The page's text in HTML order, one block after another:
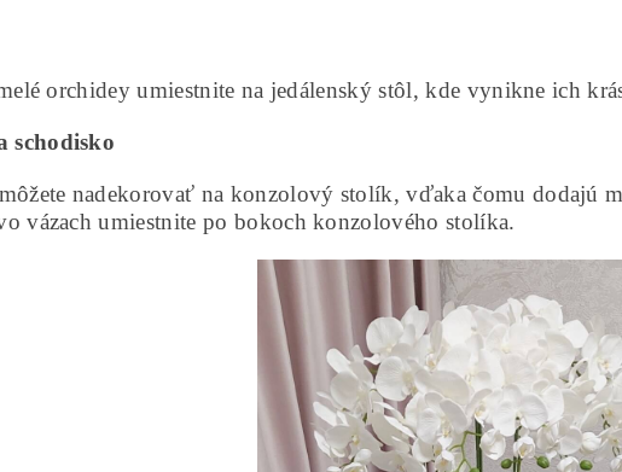
orchidey umiestnite na jedálenský stôl, kde vynikne ich
schodisko
nadekorovať na konzolový stolík, vďaka čomu dodajú
vázach umiestnite po bokoch konzolového stolíka.